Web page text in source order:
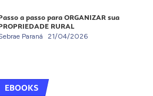
a passo para ORGANIZAR sua
RURAL
Paraná 21/04/2026
EBOOKS